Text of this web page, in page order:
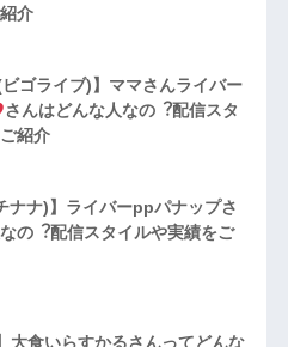
介
ビゴライブ)】ママさんライバー
さんはどんな人なの︖配信スタ
紹介
ナナ)】ライバーppパナップさ
の︖配信スタイルや実績をご
大食いらすかるさんってどんな